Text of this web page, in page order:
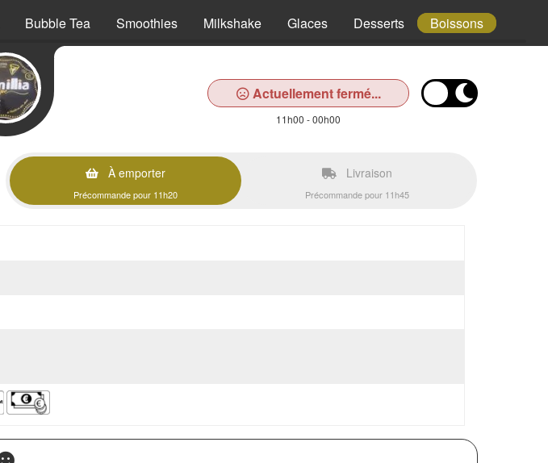
Bubble Tea Smoothies Milkshake Glaces Desserts Boissons
Actuellement fermé...
11h00 - 00h00
À emporter
Précommande pour 11h20
Livraison
Précommande pour 11h45